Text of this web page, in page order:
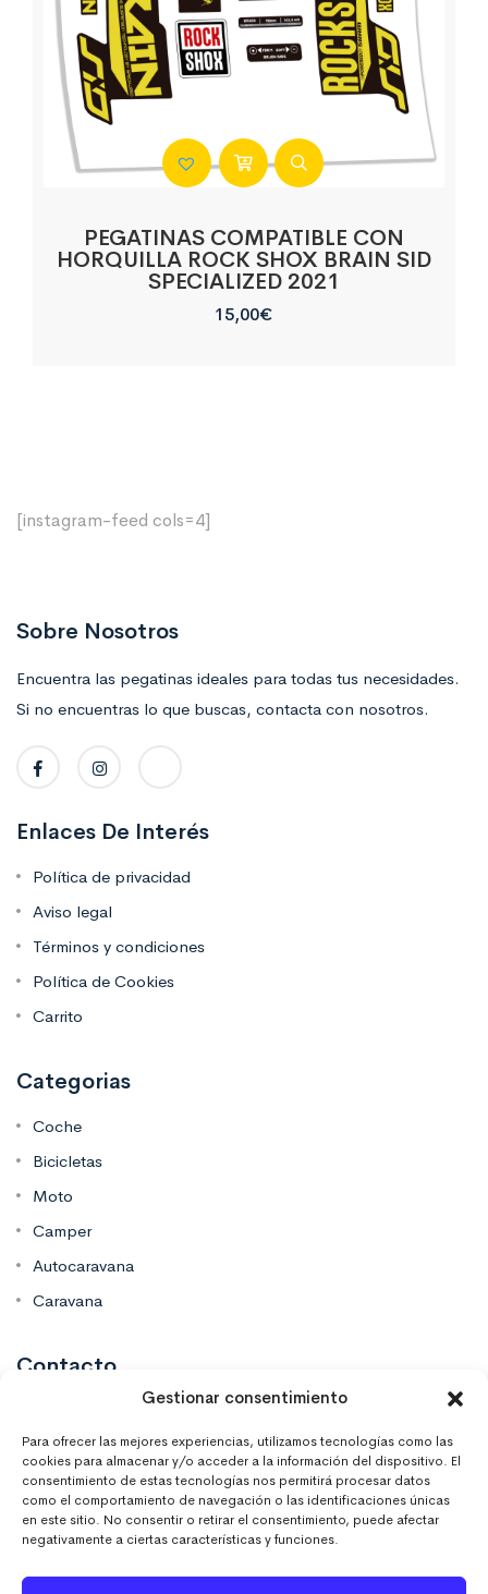
Gestionar consentimiento
Para ofrecer las mejores experiencias, utilizamos tecnologías como las
cookies para almacenar y/o acceder a la información del dispositivo. El
consentimiento de estas tecnologías nos permitirá procesar datos
como el comportamiento de navegación o las identificaciones únicas
en este sitio. No consentir o retirar el consentimiento, puede afectar
negativamente a ciertas características y funciones.
PEGATINAS COMPATIBLE CON
HORQUILLA ROCK SHOX BRAIN SID
SPECIALIZED 2021
15,00€
[instagram-feed cols=4]
Sobre Nosotros
Encuentra las pegatinas ideales para todas tus necesidades.
Si no encuentras lo que buscas, contacta con nosotros.
Enlaces De Interés
Política de privacidad
Aviso legal
Términos y condiciones
Política de Cookies
Carrito
Categorias
Coche
Bicicletas
Moto
Camper
Autocaravana
Caravana
Contacto
637 671 470